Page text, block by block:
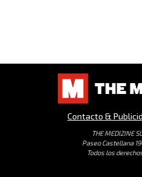
Contacto &
THE MEDIZINE
Paseo Castellana
Todos los